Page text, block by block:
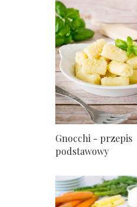
Gnocchi - przepis
podstawowy